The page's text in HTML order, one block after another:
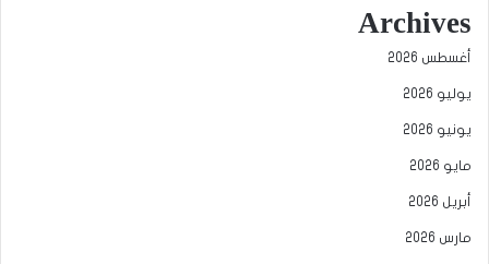
Archives
أغسطس 2026
يوليو 2026
يونيو 2026
مايو 2026
أبريل 2026
مارس 2026